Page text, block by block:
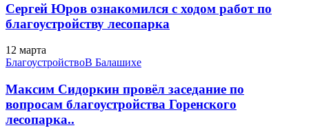
Сергей Юров ознакомился с ходом работ по
благоустройству лесопарка
12 марта
БлагоустройствоВ Балашихе
Максим Сидоркин провёл заседание по
вопросам благоустройства Горенского
лесопарка..